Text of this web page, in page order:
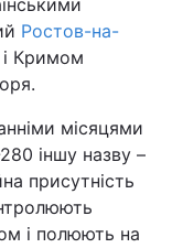
Ростов-на-
Кримом
місяцями
280 іншу назву –
присутність
і полюють на